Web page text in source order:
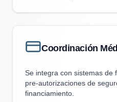
Coordinación
Se integra con sistemas de
pre-autorizaciones de
financiamiento.